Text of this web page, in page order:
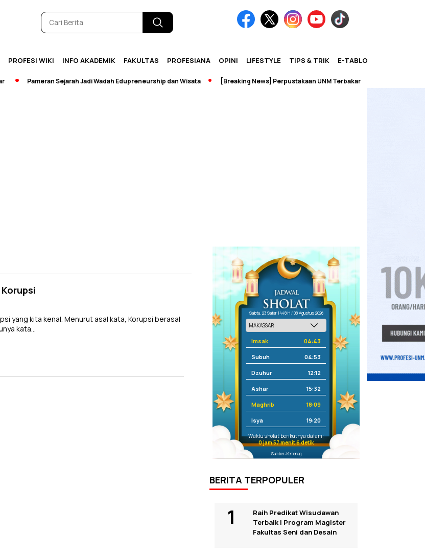
PROFESI WIKI INFO AKADEMIK FAKULTAS PROFESIANA OPINI LIFESTYLE TIPS & TRIK E-TABLOID
Pameran Sejarah Jadi Wadah Edupreneurship dan Wisata [Breaking News] Perpustakaan UNM Terbakar
yang kita kenal. Menurut asal kata, Korupsi berasal
kata…
Sabtu, 23 Safar 1448 H / 08 Agustus 2026
Imsak 04:43
Subuh 04:53
Dzuhur 12:12
Ashar 15:32
Maghrib 18:09
Isya 19:20
Waktu sholat berikutnya dalam:
0 jam 57 menit 6 detik
Sumber: Kemenag
BERITA TERPOPULER
Raih Predikat Wisudawan
Terbaik I Program Magister
Fakultas Seni dan Desain